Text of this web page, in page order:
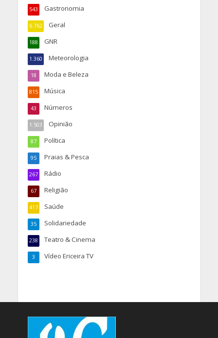
Gastronomia
543
Geral
6.762
GNR
188
Meteorologia
1.360
Moda e Beleza
18
Música
815
Números
43
Opinião
1.503
Política
87
Praias & Pesca
95
Rádio
267
Religião
67
Saúde
417
Solidariedade
35
Teatro & Cinema
238
Vídeo Ericeira TV
3